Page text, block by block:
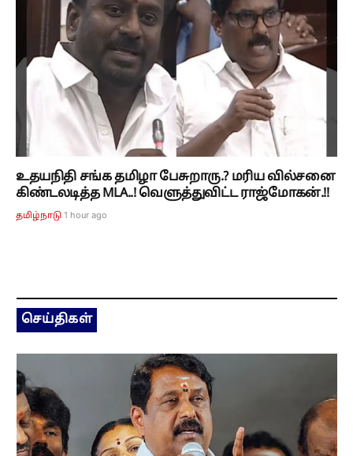
உதயநிதி சங்க தமிழா பேசுறாரு.? மரிய வில்சனை
கிண்டலடித்த MLA..! வெளுத்துவிட்ட ராஜ்மோகன்.!!
தமிழ்நாடு 1 hour ago
செய்திகள்